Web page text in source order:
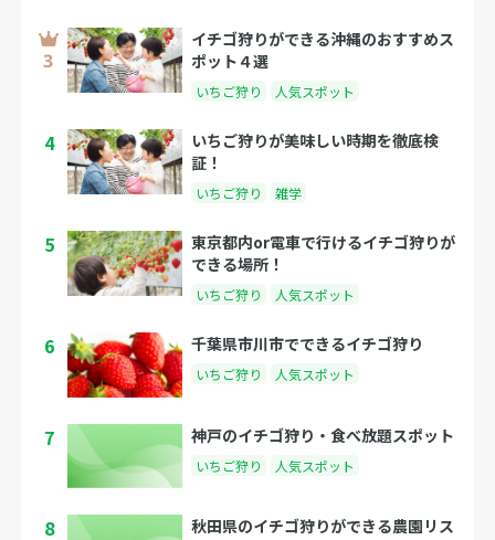
イチゴ狩りができる沖縄のおすすめス
ポット４選
いちご狩り 人気スポット
4
いちご狩りが美味しい時期を徹底検
証！
いちご狩り 雑学
5
東京都内or電車で行けるイチゴ狩りが
できる場所！
いちご狩り 人気スポット
6 千葉県市川市でできるイチゴ狩り
いちご狩り 人気スポット
7 神戸のイチゴ狩り・食べ放題スポット
いちご狩り 人気スポット
8
秋田県のイチゴ狩りができる農園リス